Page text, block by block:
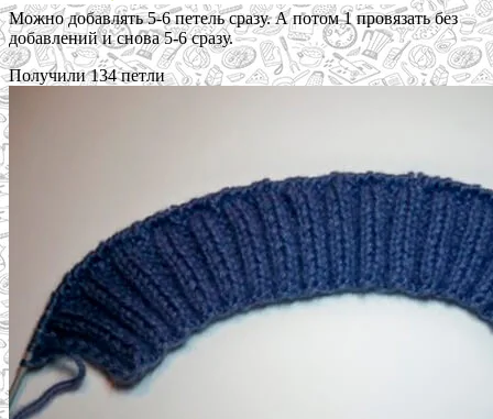
Можно добавлять 5-6 петель сразу. А потом 1 провязать без
добавлений и снова 5-6 сразу.
Получили 134 петли